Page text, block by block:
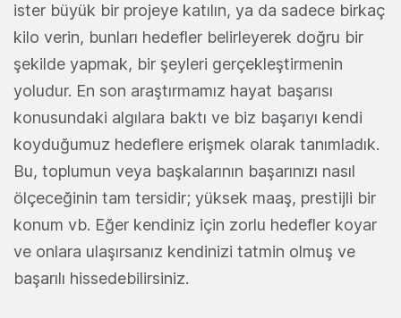
ister büyük bir projeye katılın, ya da sadece birkaç
kilo verin, bunları hedefler belirleyerek doğru bir
şekilde yapmak, bir şeyleri gerçekleştirmenin
yoludur. En son araştırmamız hayat başarısı
konusundaki algılara baktı ve biz başarıyı kendi
koyduğumuz hedeflere erişmek olarak tanımladık.
Bu, toplumun veya başkalarının başarınızı nasıl
ölçeceğinin tam tersidir; yüksek maaş, prestijli bir
konum vb. Eğer kendiniz için zorlu hedefler koyar
ve onlara ulaşırsanız kendinizi tatmin olmuş ve
başarılı hissedebilirsiniz.